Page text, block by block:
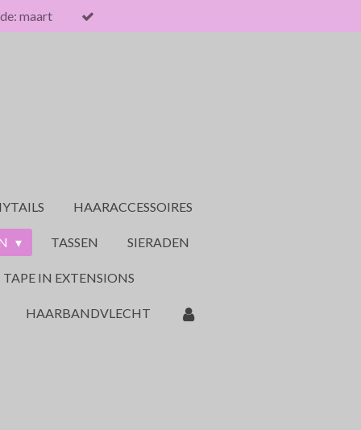
maart
HAARACCESSOIRES
TASSEN SIERADEN
TAPE IN EXTENSIONS
HAARBANDVLECHT